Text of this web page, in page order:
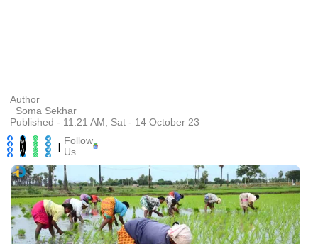
Author
Soma Sekhar
Published - 11:21 AM, Sat - 14 October 23
| Follow
Us